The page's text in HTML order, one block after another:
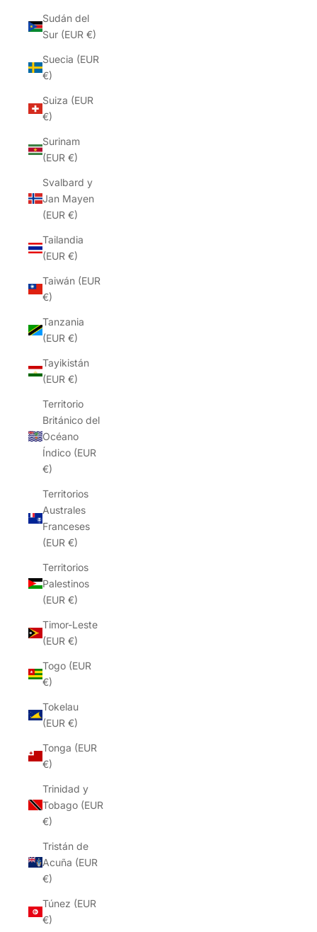
Sudán del
Sur (EUR €)
Suecia (EUR
€)
Suiza (EUR
€)
Surinam
(EUR €)
Svalbard y
Jan Mayen
(EUR €)
Tailandia
(EUR €)
Taiwán (EUR
€)
Tanzania
(EUR €)
Tayikistán
(EUR €)
Territorio
Británico del
Océano
Índico (EUR
€)
Territorios
Australes
Franceses
(EUR €)
Territorios
Palestinos
(EUR €)
Timor-Leste
(EUR €)
Togo (EUR
€)
Tokelau
(EUR €)
Tonga (EUR
€)
Trinidad y
Tobago (EUR
€)
Tristán de
Acuña (EUR
€)
Túnez (EUR
€)